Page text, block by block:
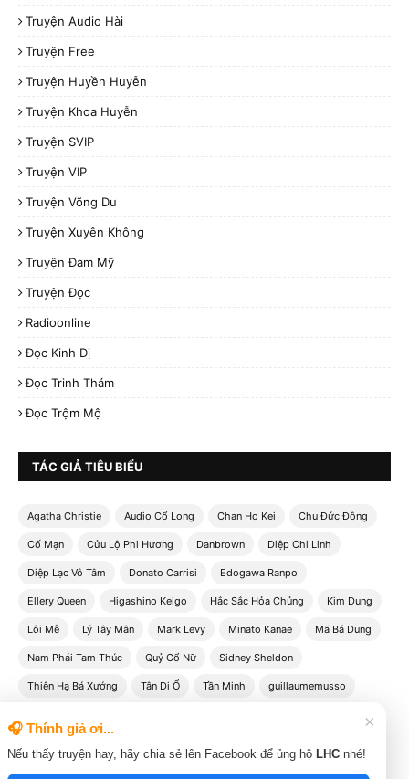
Truyện Audio Hài
Truyện Free
Truyện Huyền Huyễn
Truyện Khoa Huyễn
Truyện SVIP
Truyện VIP
Truyện Võng Du
Truyện Xuyên Không
Truyện Đam Mỹ
Truyện Đọc
Radioonline
Đọc Kinh Dị
Đọc Trinh Thám
Đọc Trộm Mộ
TÁC GIẢ TIÊU BIỂU
Agatha Christie Audio Cổ Long Chan Ho Kei Chu Đức Đông
Cố Mạn Cửu Lộ Phi Hương Danbrown Diệp Chi Linh
Diệp Lạc Vô Tâm Donato Carrisi Edogawa Ranpo
Ellery Queen Higashino Keigo Hắc Sắc Hỏa Chủng Kim Dung
Lôi Mễ Lý Tây Mân Mark Levy Minato Kanae Mã Bá Dung
Nam Phái Tam Thúc Quỷ Cổ Nữ Sidney Sheldon
Thiên Hạ Bá Xướng Tân Di Ổ Tần Minh guillaumemusso
×
🎧 Thính giả ơi...
Nếu thấy truyện hay, hãy chia sẻ lên Facebook để ủng hộ LHCnhé!